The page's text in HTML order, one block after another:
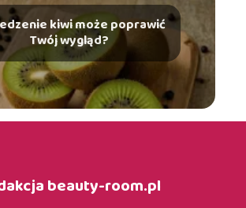
kiwi może poprawić
Twój wygląd?
beauty-room.pl